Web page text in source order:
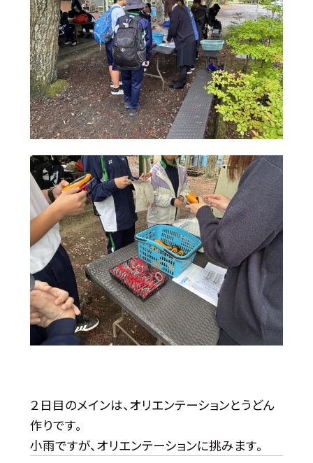
２日目のメインは、オリエンテーションとうどん
作りです。
小雨ですが、オリエンテーションに挑みます。